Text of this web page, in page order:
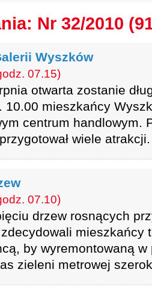
Nr 32/2010
Wyszków
07.15)
otwarta zostanie
10.00 mieszkańcy
centrum handlowym.
wiele atrakcji.
07.10)
drzew rosnących
mieszkańcy
by wyremontowaną w
zieleni metrowej